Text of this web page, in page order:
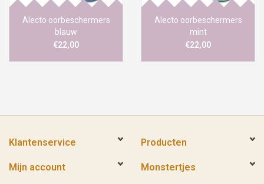
Alecto oorbeschermers
blauw
€22,00
Alecto oorbeschermers
mint
€22,00
Klantenservice Producten
Mijn account Monstertjes